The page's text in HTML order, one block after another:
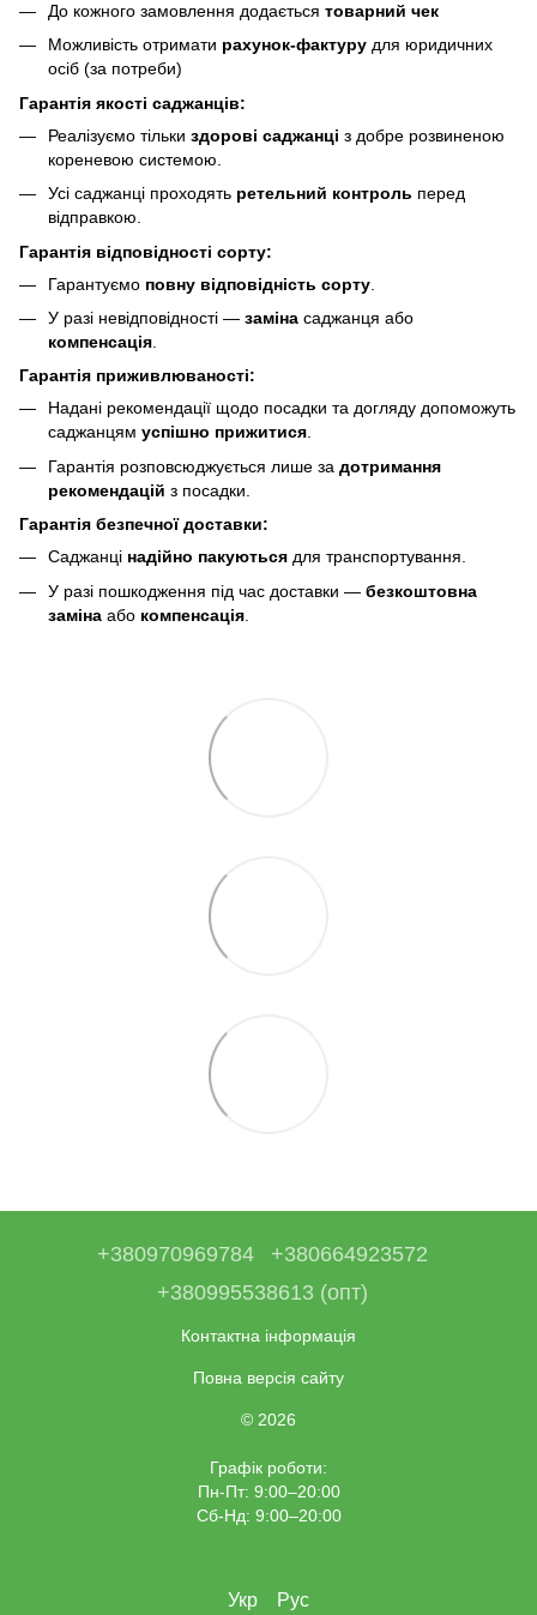
До кожного замовлення додається товарний чек
Можливість отримати рахунок-фактуру для юридичних
осіб (за потреби)
Гарантія якості саджанців:
Реалізуємо тільки здорові саджанці з добре розвиненою
кореневою системою.
Усі саджанці проходять ретельний контроль перед
відправкою.
Гарантія відповідності сорту:
Гарантуємо повну відповідність сорту
У разі невідповідності — заміна саджанця або
компенсація
Гарантія приживлюваності:
Надані рекомендації щодо посадки та догляду допоможуть
саджанцям успішно прижитися.
Гарантія розповсюджується лише за дотримання
рекомендацій з посадки.
Гарантія безпечної доставки:
Саджанці надійно пакуються для транспортування.
У разі пошкодження під час доставки — безкоштовна
заміна або компенсація
+380970969784
+380664923572
+380995538613 (опт)
Контактна інформація
Повна версія сайту
© 2026
Графік роботи:
Пн-Пт: 9:00–20:00
Сб-Нд: 9:00–20:00
Укр Рус